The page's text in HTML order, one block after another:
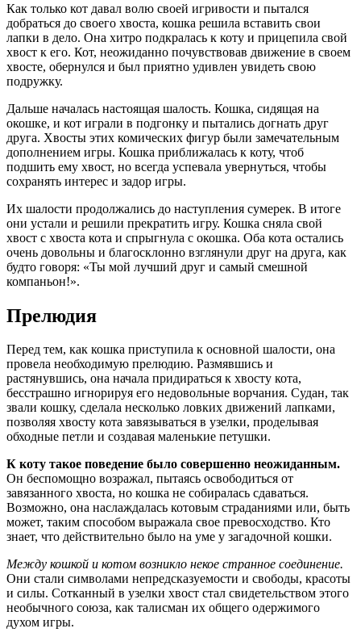
Как только кот давал волю своей игривости и пытался
добраться до своего хвоста, кошка решила вставить свои
лапки в дело. Она хитро подкралась к коту и прицепила свой
хвост к его. Кот, неожиданно почувствовав движение в своем
хвосте, обернулся и был приятно удивлен увидеть свою
подружку.
Дальше началась настоящая шалость. Кошка, сидящая на
окошке, и кот играли в подгонку и пытались догнать друг
друга. Хвосты этих комических фигур были замечательным
дополнением игры. Кошка приближалась к коту, чтоб
подшить ему хвост, но всегда успевала увернуться, чтобы
сохранять интерес и задор игры.
Их шалости продолжались до наступления сумерек. В итоге
они устали и решили прекратить игру. Кошка сняла свой
хвост с хвоста кота и спрыгнула с окошка. Оба кота остались
очень довольны и благосклонно взглянули друг на друга, как
будто говоря: «Ты мой лучший друг и самый смешной
компаньон!».
Прелюдия
Перед тем, как кошка приступила к основной шалости, она
провела необходимую прелюдию. Размявшись и
растянувшись, она начала придираться к хвосту кота,
бесстрашно игнорируя его недовольные ворчания. Судан, так
звали кошку, сделала несколько ловких движений лапками,
позволяя хвосту кота завязываться в узелки, проделывая
обходные петли и создавая маленькие петушки.
К коту такое поведение было совершенно неожиданным.
Он беспомощно возражал, пытаясь освободиться от
завязанного хвоста, но кошка не собиралась сдаваться.
Возможно, она наслаждалась котовым страданиями или, быть
может, таким способом выражала свое превосходство. Кто
знает, что действительно было на уме у загадочной кошки.
Между кошкой и котом возникло некое странное соединение.
Они стали символами непредсказуемости и свободы, красоты
и силы. Сотканный в узелки хвост стал свидетельством этого
необычного союза, как талисман их общего одержимого
духом игры.